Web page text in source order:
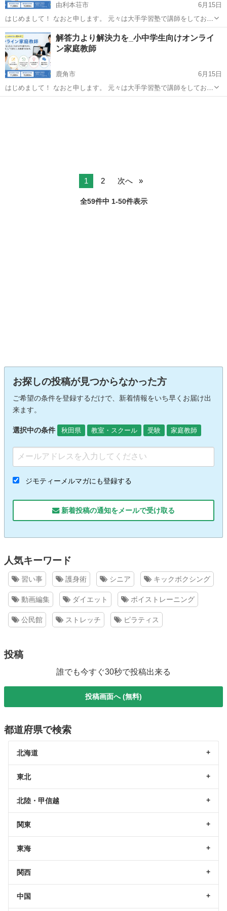
由利本荘市
6月15日
はじめまして！ なおと申します。 元々は大手学習塾で講師をしてお
り、現在はフリーで家庭教師をしております。 「出来なくなったとこ
ろからやり直す」 「わからないところがわかった！」 となる指導をし
ています。...
秋田 由利本荘市 家庭教師 オンライン
解答力より解決力を_小中学生向けオンライ
ン家庭教師
鹿角市
6月15日
はじめまして！ なおと申します。 元々は大手学習塾で講師をしてお
り、現在はフリーで家庭教師をしております。 「出来なくなったとこ
1 2 次へ
全59件中 1-50件表示
お探しの投稿が見つからなかった方
ご希望の条件を登録するだけで、新着情報をいち早くお届け出
来ます。
選択中の条件 秋田県 教室・スクール 受験 家庭教師
ジモティーメルマガにも登録する
新着投稿の通知をメールで受け取る
人気キーワード
習い事 護身術 シニア キックボクシング
動画編集 ダイエット ボイストレーニング
公民館 ストレッチ ピラティス
投稿
誰でも今すぐ30秒で投稿出来る
投稿画面へ (無料)
都道府県で検索
北海道
東北
北陸・甲信越
関東
東海
関西
中国